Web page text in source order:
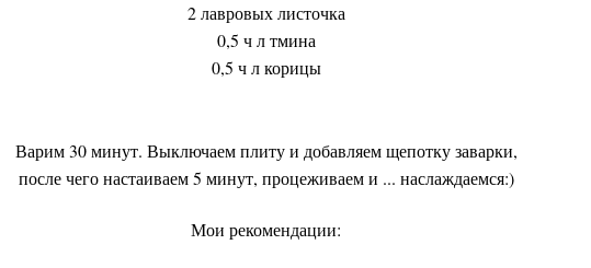
2 лавровых листочка
0,5 ч л тмина
0,5 ч л корицы
Варим 30 минут. Выключаем плиту и добавляем щепотку заварки,
после чего настаиваем 5 минут, процеживаем и ... наслаждаемся:)
Мои рекомендации: